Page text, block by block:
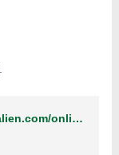
http://www.growshopalien.com/onlineshop/